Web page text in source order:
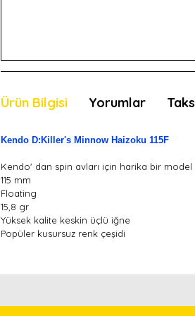
Ürün Bilgisi Yorumlar
Kendo D:Killer's Minnow Haizoku 115F
Kendo' dan spin avları için harika bir model
115 mm
Floating
15,8 gr
Yüksek kalite keskin üçlü iğne
Popüler kusursuz renk çeşidi